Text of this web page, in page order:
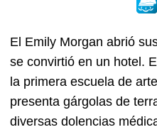
El Emily Morgan abrió
se convirtió en un hotel.
la primera escuela de
presenta gárgolas de
diversas dolencias